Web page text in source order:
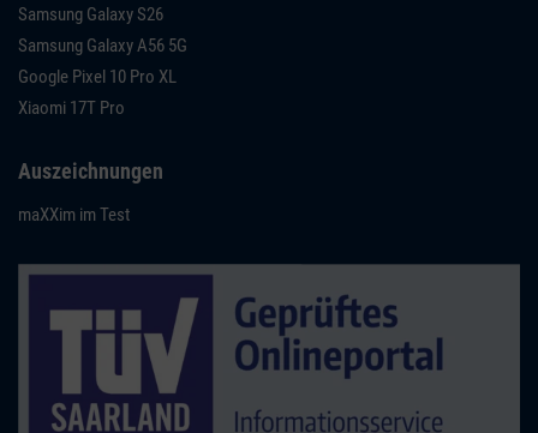
Samsung Galaxy S26
Samsung Galaxy A56 5G
Google Pixel 10 Pro XL
Xiaomi 17T Pro
Auszeichnungen
maXXim im Test